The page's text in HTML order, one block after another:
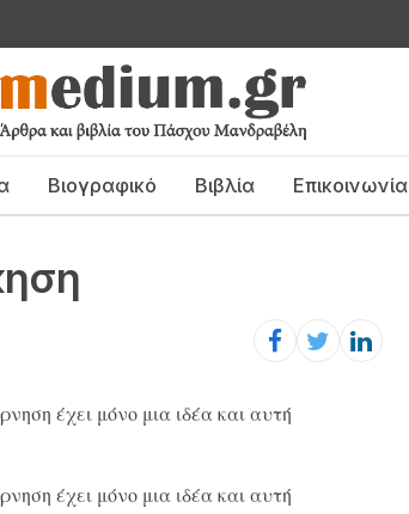
Βιογραφικό Βιβλία Επικοινωνία
έχει μόνο μια ιδέα και αυτή
έχει μόνο μια ιδέα και αυτή